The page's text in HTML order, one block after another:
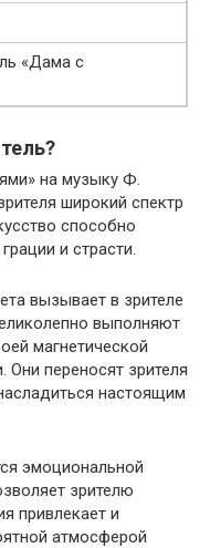
«Дама с
на музыку Ф.
широкий спектр
способно
и страсти.
вызывает в зрителе
выполняют
магнетической
переносят зрителя
настоящим
эмоциональной
зрителю
привлекает и
атмосферой